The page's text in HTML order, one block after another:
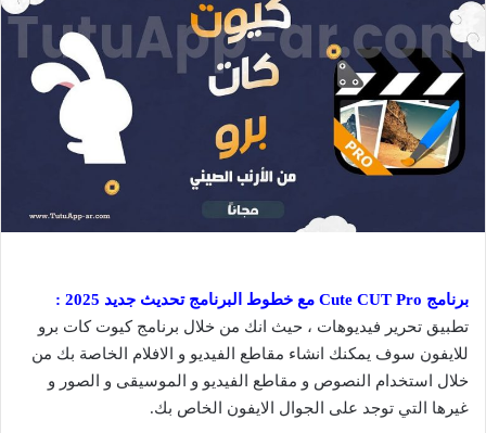
برنامج Cute CUT Pro مع خطوط البرنامج تحديث جديد 2025 :
تطبيق تحرير فيديوهات ، حيث انك من خلال برنامج كيوت كات برو
للايفون سوف يمكنك انشاء مقاطع الفيديو و الافلام الخاصة بك من
خلال استخدام النصوص و مقاطع الفيديو و الموسيقى و الصور و
غيرها التي توجد على الجوال الايفون الخاص بك.